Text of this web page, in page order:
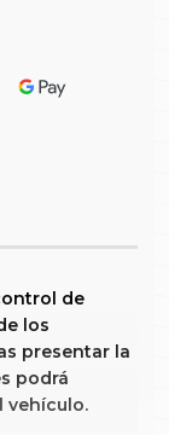
de
los
presentar la
podrá
vehículo.